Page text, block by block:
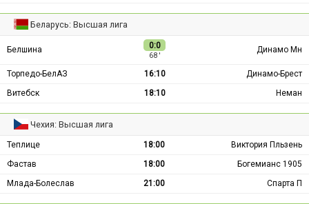
Беларусь: Высшая лига
Белшина 0:0
68 ′
Динамо Мн
Торпедо-БелАЗ 16:10
Динамо-Брест
Витебск
18:10 Неман
Чехия: Высшая лига
Теплице 18:00
Виктория Пльзень
Фастав
18:00
Богемианс 1905
Млада-Болеслав
21:00 Спарта П